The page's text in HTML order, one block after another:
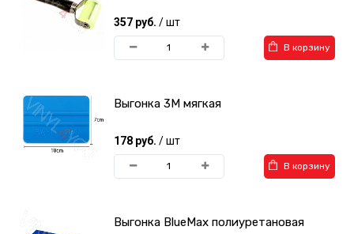
357 руб. / шт
В корзину
Выгонка 3М мягкая
178 руб. / шт
В корзину
Выгонка BlueMax полиуретановая